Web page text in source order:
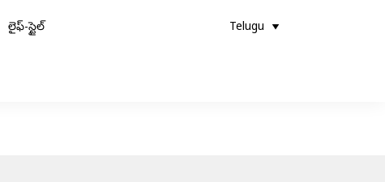
లైఫ్-స్టైల్ Telugu